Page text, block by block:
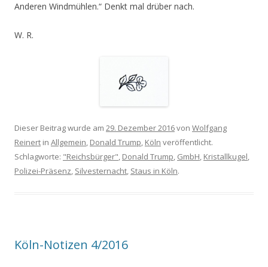
Anderen Windmühlen.“ Denkt mal drüber nach.
W. R.
Dieser Beitrag wurde am 29. Dezember 2016von Wolfgang
Reinert in Allgemein, Donald Trump, Köln veröffentlicht.
Schlagworte: "Reichsbürger", Donald Trump, GmbH, Kristallkugel,
Polizei-Präsenz, Silvesternacht, Staus in Köln.
Köln-Notizen 4/2016